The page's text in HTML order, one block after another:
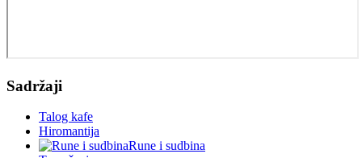
Sadržaji
Talog kafe
Hiromantija
Rune i sudbina